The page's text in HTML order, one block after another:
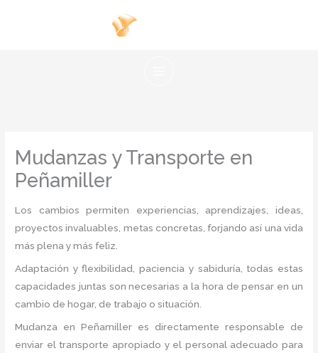
Mudanzas y Transporte en
Peñamiller
Los cambios permiten experiencias, aprendizajes, ideas,
proyectos invaluables, metas concretas, forjando así una vida
más plena y más feliz.
Adaptación y flexibilidad, paciencia y sabiduría, todas estas
capacidades juntas son necesarias a la hora de pensar en un
cambio de hogar, de trabajo o situación.
Mudanza en Peñamiller es directamente responsable de
enviar el transporte apropiado y el personal adecuado para